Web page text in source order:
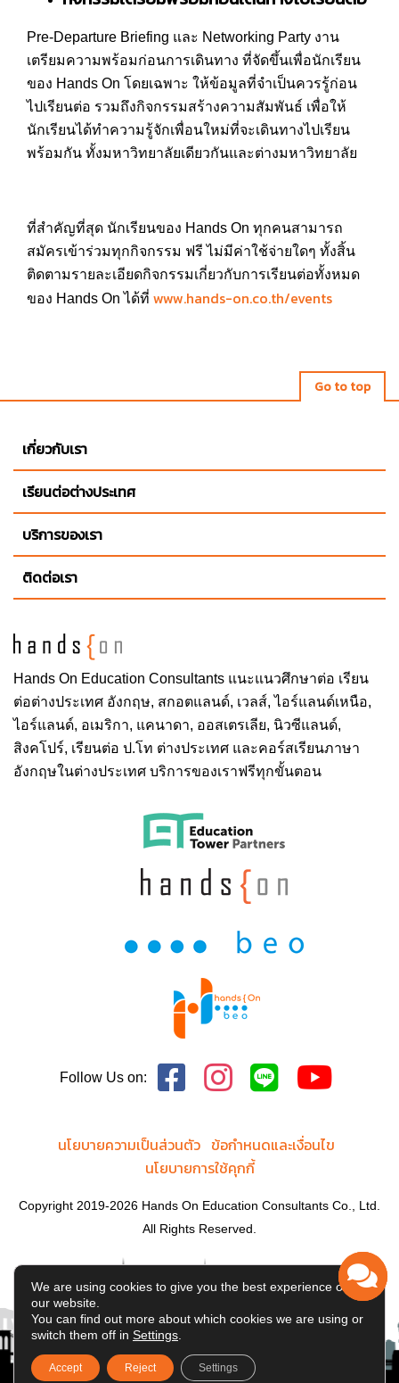
Pre-Departure Briefing และ Networking Party งาน
เตรียมความพร้อมก่อนการเดินทาง ที่จัดขึ้นเพื่อนักเรียน
ของ Hands On โดยเฉพาะ ให้ข้อมูลที่จำเป็นควรรู้ก่อน
ไปเรียนต่อ รวมถึงกิจกรรมสร้างความสัมพันธ์ เพื่อให้
นักเรียนได้ทำความรู้จักเพื่อนใหม่ที่จะเดินทางไปเรียน
พร้อมกัน ทั้งมหาวิทยาลัยเดียวกันและต่างมหาวิทยาลัย
ที่สำคัญที่สุด นักเรียนของ Hands On ทุกคนสามารถ
สมัครเข้าร่วมทุกกิจกรรม ฟรี ไม่มีค่าใช้จ่ายใดๆ ทั้งสิ้น
ติดตามรายละเอียดกิจกรรมเกี่ยวกับการเรียนต่อทั้งหมด
ของ Hands On ได้ที่ www.hands-on.co.th/events
Go to top
Hands On Education Consultants แนะแนวศึกษาต่อ เรียน
ต่อต่างประเทศ อังกฤษ, สกอตแลนด์, เวลส์, ไอร์แลนด์เหนือ,
ไอร์แลนด์, อเมริกา, แคนาดา, ออสเตรเลีย, นิวซีแลนด์,
สิงคโปร์, เรียนต่อ ป.โท ต่างประเทศ และคอร์สเรียนภาษา
อังกฤษในต่างประเทศ บริการของเราฟรีทุกขั้นตอน
เกี่ยวกับเรา
เรียนต่อต่างประเทศ
บริการของเรา
ติดต่อเรา
Follow Us on:
นโยบายความเป็นส่วนตัว ข้อกำหนดและเงื่อนไข
นโยบายการใช้คุกกี้
Copyright 2019-2026 Hands On Education Consultants Co., Ltd.
All Rights Reserved.
We are using cookies to give you the best experience on
our website.
You can find out more about which cookies we are using or
switch them off in Settings
Accept Reject Settings